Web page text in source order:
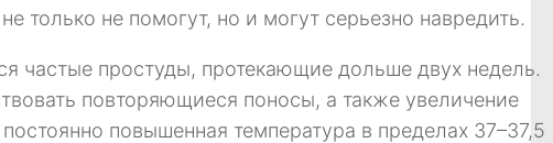
только не помогут, но и могут серьезно навредить.
частые простуды, протекающие дольше двух недель.
повторяющиеся поносы, а также увеличение
повышенная температура в пределах 37–37,5